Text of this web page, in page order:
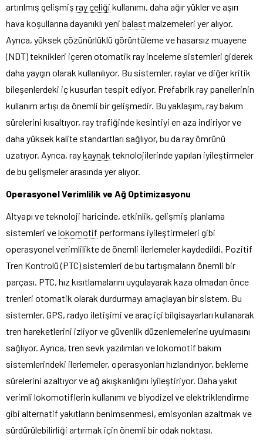
artırılmış gelişmiş ray çeliği kullanımı, daha ağır yükler ve aşırı
hava koşullarına dayanıklı yeni balast malzemeleri yer alıyor.
Ayrıca, yüksek çözünürlüklü görüntüleme ve hasarsız muayene
(NDT) teknikleri içeren otomatik ray inceleme sistemleri giderek
daha yaygın olarak kullanılıyor. Bu sistemler, raylar ve diğer kritik
bileşenlerdeki iç kusurları tespit ediyor. Prefabrik ray panellerinin
kullanım artışı da önemli bir gelişmedir. Bu yaklaşım, ray bakım
sürelerini kısaltıyor, ray trafiğinde kesintiyi en aza indiriyor ve
daha yüksek kalite standartları sağlıyor, bu da ray ömrünü
uzatıyor. Ayrıca, raykaynak teknolojilerinde yapılan iyileştirmeler
de bu gelişmeler arasında yer alıyor.
Operasyonel Verimlilik ve Ağ Optimizasyonu
Altyapı ve teknoloji haricinde, etkinlik, gelişmiş planlama
sistemleri velokomotif performans iyileştirmeleri gibi
operasyonel verimlilikte de önemli ilerlemeler kaydedildi. Pozitif
Tren Kontrolü (PTC) sistemleri de bu tartışmaların önemli bir
parçası. PTC, hız kısıtlamalarını uygulayarak kaza olmadan önce
trenleri otomatik olarak durdurmayı amaçlayan bir sistem. Bu
sistemler, GPS, radyo iletişimi ve araç içi bilgisayarları kullanarak
tren hareketlerini izliyor ve güvenlik düzenlemelerine uyulmasını
sağlıyor. Ayrıca, tren sevk yazılımları ve lokomotif bakım
sistemlerindeki ilerlemeler, operasyonları hızlandırıyor, bekleme
sürelerini azaltıyor ve ağ akışkanlığını iyileştiriyor. Daha yakıt
verimli lokomotiflerin kullanımı ve biyodizel ve elektriklendirme
gibi alternatif yakıtların benimsenmesi, emisyonları azaltmak ve
sürdürülebilirliği artırmak için önemli bir odak noktası.